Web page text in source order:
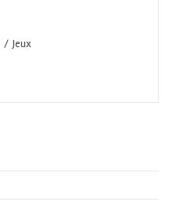
/ Jeux